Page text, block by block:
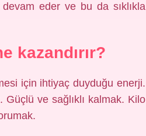
eder ve bu da sıklıkla
kazandırır?
için ihtiyaç duyduğu enerji.
ve sağlıklı kalmak. Kilo